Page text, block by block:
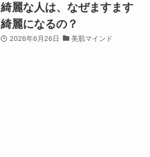
綺麗な人は、なぜますます
綺麗になるの？
2026年6月26日 美肌マインド